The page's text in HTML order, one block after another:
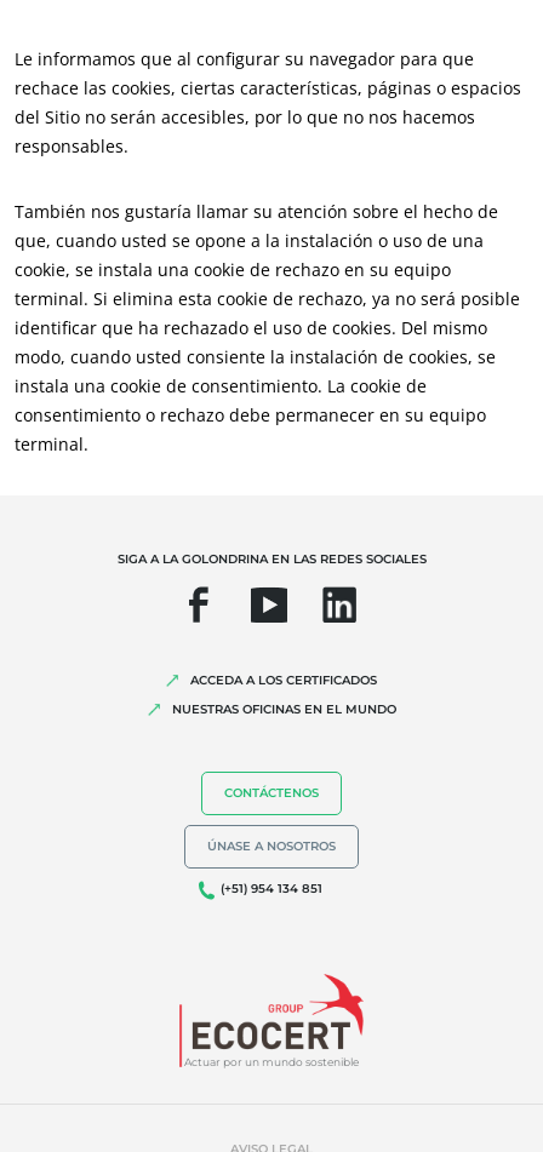
NUESTRA EXPERIENCIA
Responsabilidad social corporativa
Biodiversidad y cambio climático
Le informamos que al configurar su navegador para que
rechace las cookies, ciertas características, páginas o espacios
del Sitio no serán accesibles, por lo que no nos hacemos
responsables.
También nos gustaría llamar su atención sobre el hecho de
que, cuando usted se opone a la instalación o uso de una
cookie, se instala una cookie de rechazo en su equipo
terminal. Si elimina esta cookie de rechazo, ya no será posible
identificar que ha rechazado el uso de cookies. Del mismo
modo, cuando usted consiente la instalación de cookies, se
instala una cookie de consentimiento. La cookie de
consentimiento o rechazo debe permanecer en su equipo
terminal.
Actuar por un mundo sostenible
SIGA A LA GOLONDRINA EN LAS REDES SOCIALES
ACCEDA A LOS CERTIFICADOS
NUESTRAS OFICINAS EN EL MUNDO
CONTÁCTENOS
ÚNASE A NOSOTROS
(+51) 954 134 851